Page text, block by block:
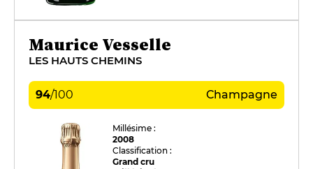
Maurice Vesselle
LES HAUTS CHEMINS
94/100 Champagne
Millésime :
2008
Classification :
Grand cru